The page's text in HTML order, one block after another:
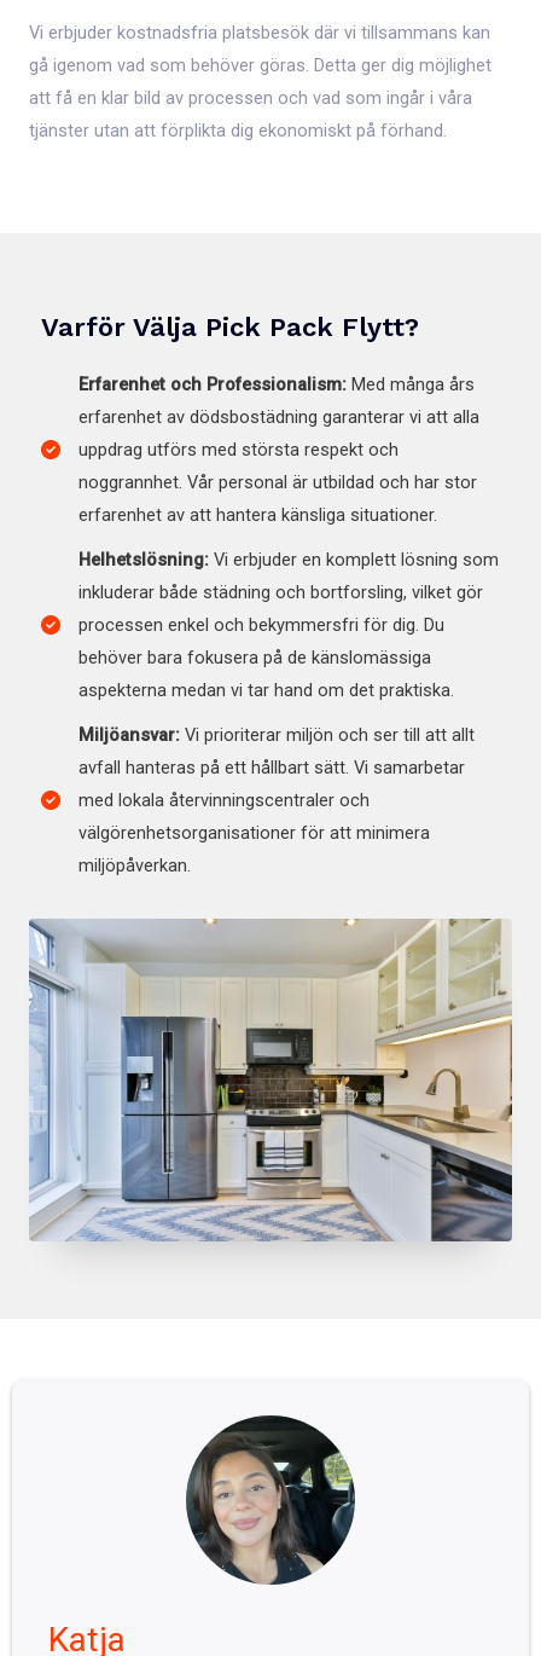
Vi erbjuder kostnadsfria platsbesök där vi tillsammans kan
gå igenom vad som behöver göras. Detta ger dig möjlighet
att få en klar bild av processen och vad som ingår i våra
tjänster utan att förplikta dig ekonomiskt på förhand.
Varför Välja Pick Pack Flytt?
Erfarenhet och Professionalism: Med många års
erfarenhet av dödsbostädning garanterar vi att alla
uppdrag utförs med största respekt och
noggrannhet. Vår personal är utbildad och har stor
erfarenhet av att hantera känsliga situationer.
Helhetslösning: Vi erbjuder en komplett lösning som
inkluderar både städning och bortforsling, vilket gör
processen enkel och bekymmersfri för dig. Du
behöver bara fokusera på de känslomässiga
aspekterna medan vi tar hand om det praktiska.
Miljöansvar: Vi prioriterar miljön och ser till att allt
avfall hanteras på ett hållbart sätt. Vi samarbetar
med lokala återvinningscentraler och
välgörenhetsorganisationer för att minimera
miljöpåverkan.
Katja